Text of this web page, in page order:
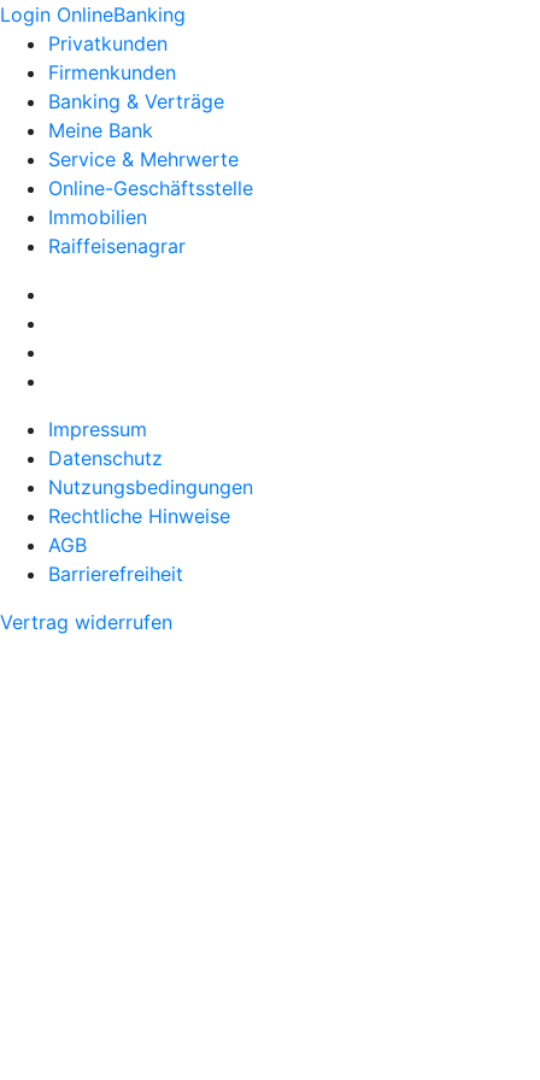
Login OnlineBanking
Privatkunden
Firmenkunden
Banking & Verträge
Meine Bank
Service & Mehrwerte
Online-Geschäftsstelle
Immobilien
Raiffeisenagrar
Impressum
Datenschutz
Nutzungsbedingungen
Rechtliche Hinweise
AGB
Barrierefreiheit
Vertrag widerrufen